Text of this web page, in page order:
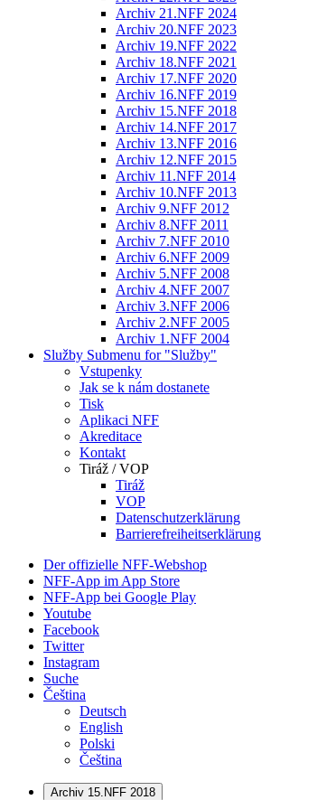
Archiv 21.NFF 2024
Archiv 20.NFF 2023
Archiv 19.NFF 2022
Archiv 18.NFF 2021
Archiv 17.NFF 2020
Archiv 16.NFF 2019
Archiv 15.NFF 2018
Archiv 14.NFF 2017
Archiv 13.NFF 2016
Archiv 12.NFF 2015
Archiv 11.NFF 2014
Archiv 10.NFF 2013
Archiv 9.NFF 2012
Archiv 8.NFF 2011
Archiv 7.NFF 2010
Archiv 6.NFF 2009
Archiv 5.NFF 2008
Archiv 4.NFF 2007
Archiv 3.NFF 2006
Archiv 2.NFF 2005
Archiv 1.NFF 2004
Služby Submenu for "Služby"
Vstupenky
Jak se k nám dostanete
Tisk
Aplikaci NFF
Akreditace
Kontakt
Tiráž / VOP
Tiráž
VOP
Datenschutzerklärung
Barrierefreiheitserklärung
Der offizielle NFF-Webshop
NFF-App im App Store
NFF-App bei Google Play
Youtube
Facebook
Twitter
Instagram
Suche
Čeština
Deutsch
English
Polski
Čeština
Archiv 15.NFF 2018